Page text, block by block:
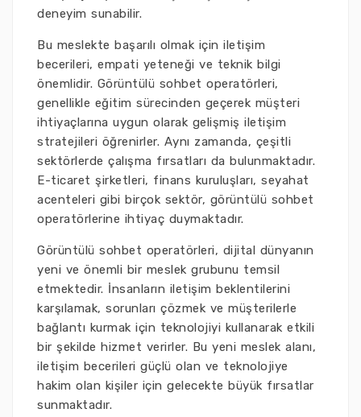
deneyim sunabilir.
Bu meslekte başarılı olmak için iletişim
becerileri, empati yeteneği ve teknik bilgi
önemlidir. Görüntülü sohbet operatörleri,
genellikle eğitim sürecinden geçerek müşteri
ihtiyaçlarına uygun olarak gelişmiş iletişim
stratejileri öğrenirler. Aynı zamanda, çeşitli
sektörlerde çalışma fırsatları da bulunmaktadır.
E-ticaret şirketleri, finans kuruluşları, seyahat
acenteleri gibi birçok sektör, görüntülü sohbet
operatörlerine ihtiyaç duymaktadır.
Görüntülü sohbet operatörleri, dijital dünyanın
yeni ve önemli bir meslek grubunu temsil
etmektedir. İnsanların iletişim beklentilerini
karşılamak, sorunları çözmek ve müşterilerle
bağlantı kurmak için teknolojiyi kullanarak etkili
bir şekilde hizmet verirler. Bu yeni meslek alanı,
iletişim becerileri güçlü olan ve teknolojiye
hakim olan kişiler için gelecekte büyük fırsatlar
sunmaktadır.